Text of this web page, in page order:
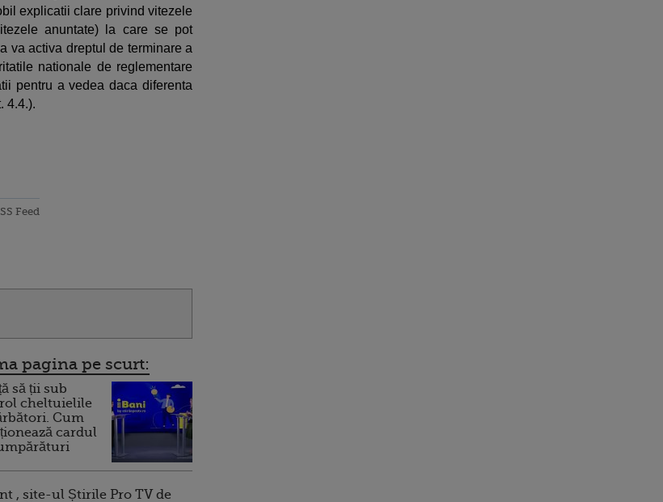
explicatii clare privind vitezele
anuntate) la care se pot
va activa dreptul de terminare a
nationale de reglementare
pentru a vedea daca diferenta
4.4.).
Feed
pagina pe scurt:
să ții sub
cheltuielile
Cum
cardul
, site-ul Știrile Pro TV de